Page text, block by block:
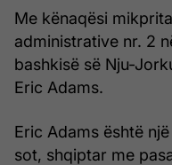
Me kënaqësi
administrative nr. 2
bashkisë së Nju-
Eric Adams.
Eric Adams është
sot, shqiptar me